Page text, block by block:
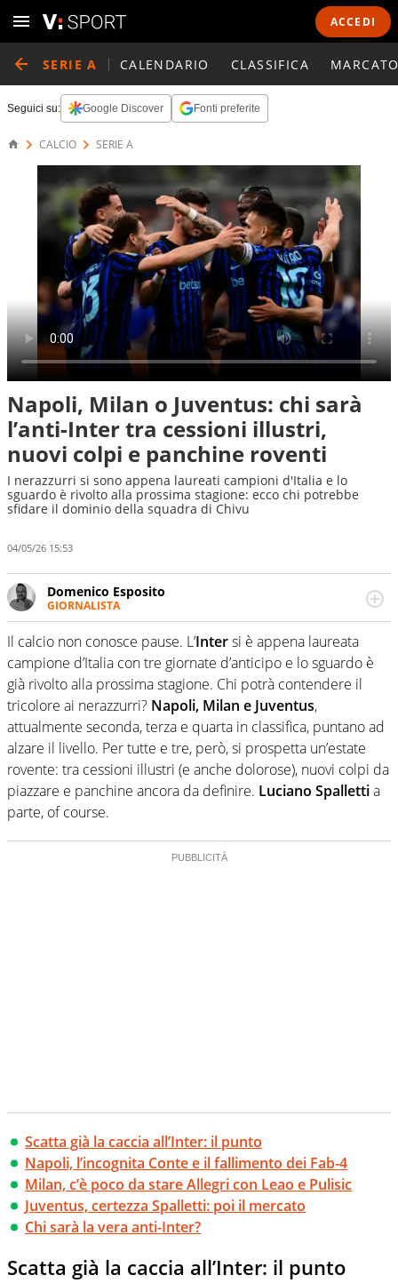
ACCEDI
SERIE A CALENDARIO CLASSIFICA
Seguici su: Google Discover Fonti preferite
CALCIO SERIE A
Napoli, Milan o Juventus: chi sarà
l’anti-Inter tra cessioni illustri,
nuovi colpi e panchine roventi
I nerazzurri si sono appena laureati campioni d'Italia e lo
sguardo è rivolto alla prossima stagione: ecco chi potrebbe
sfidare il dominio della squadra di Chivu
04/05/26 15:53
Domenico Esposito
GIORNALISTA
Da vent’anni in campo e sul campo per vivere ogni evento
in tutte le sue sfaccettature. Passione smisurata per il
calcio e per la sfera di cuoio. Il pallone è una cosa
serissima, guai a dirgli di no
Il calcio non conosce pause. L’Intersi è appena laureata
campione d’Italia con tre giornate d’anticipo e lo sguardo è
già rivolto alla prossima stagione. Chi potrà contendere il
tricolore ai nerazzurri? Napoli, Milan e Juventus,
attualmente seconda, terza e quarta in classifica, puntano ad
alzare il livello. Per tutte e tre, però, si prospetta un’estate
rovente: tra cessioni illustri (e anche dolorose), nuovi colpi da
piazzare e panchine ancora da definire. Luciano Spallettia
parte, of course.
Scatta già la caccia all’Inter: il punto
Napoli, l’incognita Conte e il fallimento dei Fab-4
Milan, c’è poco da stare Allegri con Leao e Pulisic
Juventus, certezza Spalletti: poi il mercato
Chi sarà la vera anti-Inter?
Scatta già la caccia all’Inter: il punto